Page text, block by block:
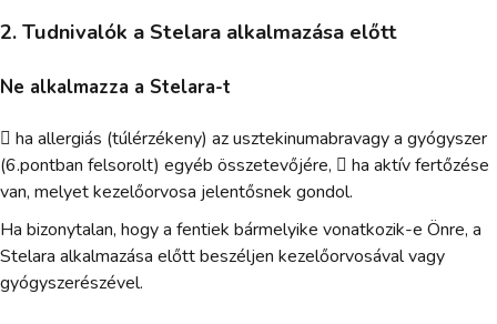
2. Tudnivalók a Stelara alkalmazása előtt
Ne alkalmazza a Stelara-t
 ha allergiás (túlérzékeny) az usztekinumabravagy a gyógyszer
(6.pontban felsorolt) egyéb összetevőjére,  ha aktív fertőzése
van, melyet kezelőorvosa jelentősnek gondol.
Ha bizonytalan, hogy a fentiek bármelyike vonatkozik-e Önre, a
Stelara alkalmazása előtt beszéljen kezelőorvosával vagy
gyógyszerészével.